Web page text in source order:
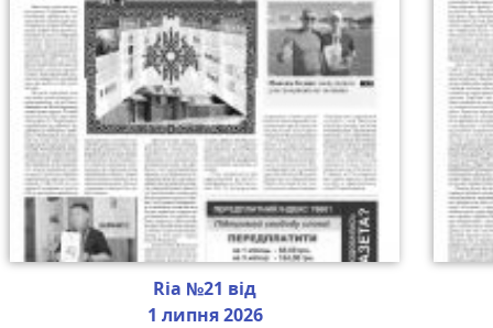
Ria №21 від
1 липня 2026